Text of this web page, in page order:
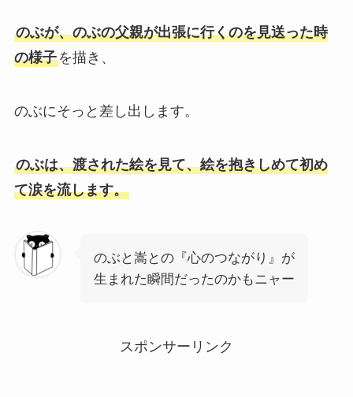
のぶが、のぶの父親が出張に行くのを見送った時
の様子を描き、
のぶにそっと差し出します。
のぶは、渡された絵を見て、絵を抱きしめて初め
て涙を流します。
のぶと嵩との『心のつながり』が
生まれた瞬間だったのかもニャー
スポンサーリンク